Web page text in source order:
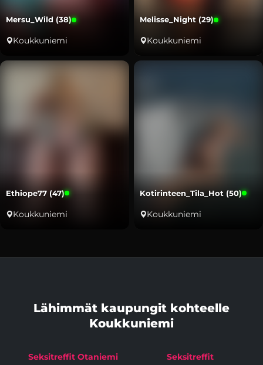
Mersu_Wild (38)
Koukkuniemi
Melisse_Night (29)
Koukkuniemi
Ethiope77 (47)
Koukkuniemi
Kotirinteen_Tila_Hot (50)
Koukkuniemi
Lähimmät kaupungit kohteelle
Koukkuniemi
Seksitreffit Otaniemi
Seksitreffit